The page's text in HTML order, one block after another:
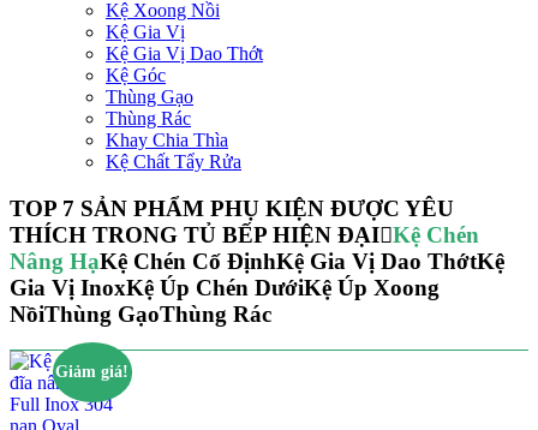
Kệ Xoong Nồi
Kệ Gia Vị
Kệ Gia Vị Dao Thớt
Kệ Góc
Thùng Gạo
Thùng Rác
Khay Chia Thìa
Kệ Chất Tẩy Rửa
TOP 7 SẢN PHẨM PHỤ KIỆN ĐƯỢC YÊU
THÍCH TRONG TỦ BẾP HIỆN ĐẠI Kệ Chén
Nâng HạKệ Chén Cố ĐịnhKệ Gia Vị Dao ThớtKệ
Gia Vị InoxKệ Úp Chén DướiKệ Úp Xoong
NồiThùng GạoThùng Rác
Giảm giá!